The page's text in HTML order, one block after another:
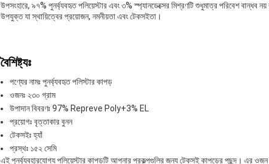
উপসংহারে, ৯৭% পুনর্ব্যবহৃত পলিয়েস্টার এবং ৩% স্প্যানডেক্সের মিশ্রণটি শুধুমাত্র পরিবেশ বান্ধব
উপযুক্ত যা স্থায়িত্বের প্রয়োজন, নমনীয়তা এবং টেকসইতা।
বৈশিষ্ট্যঃ
পণ্যের নামঃ পুনর্ব্যবহৃত পলিস্টার কাপড়
ওজনঃ ২৩০ গ্রাম
উপাদান বিবরণঃ 97% Repreve Poly+3% EL
প্রয়োগঃ বৃত্তাকার বুনন
টেকসইঃ হ্যাঁ
প্রস্থঃ ১৫২ সেমি
এই পুনর্ব্যবহারযোগ্য পলিয়েস্টার কাপড়টি আপনার প্রকল্পগুলির জন্য টেকসই কাপড়ের পছন্দ।